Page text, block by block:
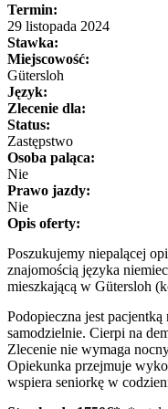
Termin:
29 listopada 2024
Stawka:
Miejscowość:
Gütersloh
Język:
Zlecenie dla:
Status:
Zastępstwo
Osoba paląca:
Nie
Prawo jazdy:
Nie
Opis oferty:
Poszukujemy niepalącej
znajomością języka
mieszkającą w Gütersloh
Podopieczna jest
samodzielnie. Cierpi na
Zlecenie nie wymaga
Opiekunka przejmuje
wspiera seniorkę w